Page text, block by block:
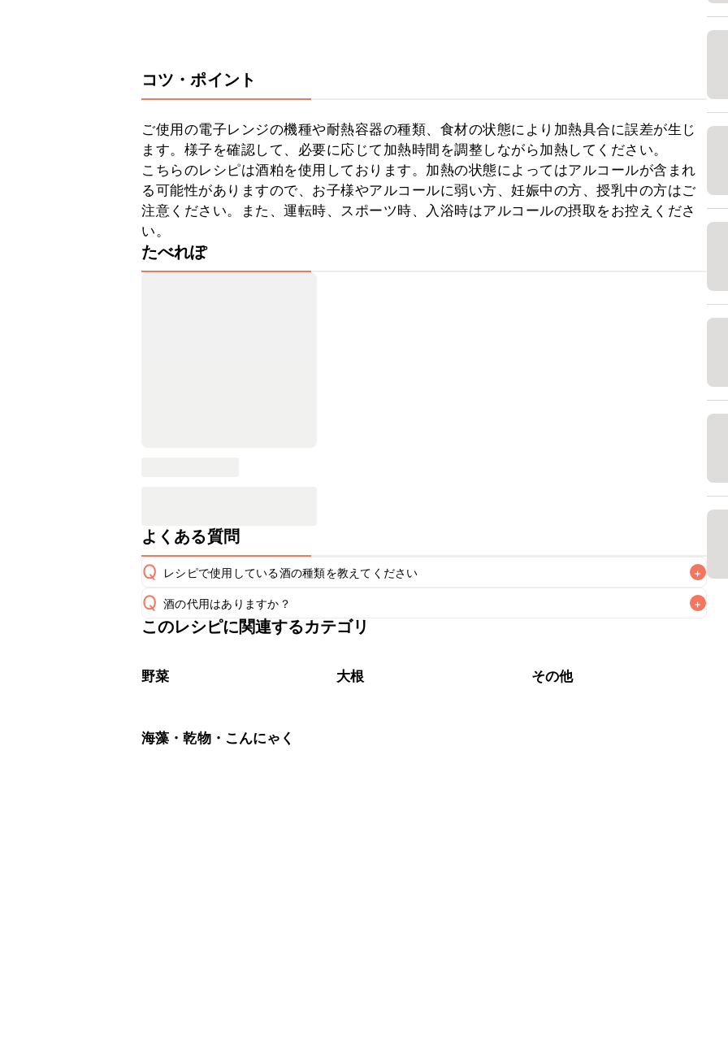
コツ・ポイント
ご使用の電子レンジの機種や耐熱容器の種類、食材の状態により加熱具合に誤差が生じ
ます。様子を確認して、必要に応じて加熱時間を調整しながら加熱してください。
こちらのレシピは酒粕を使用しております。加熱の状態によってはアルコールが含まれ
る可能性がありますので、お子様やアルコールに弱い方、妊娠中の方、授乳中の方はご
注意ください。また、運転時、スポーツ時、入浴時はアルコールの摂取をお控えくださ
い。
たべれぽ
よくある質問
Q レシピで使用している酒の種類を教えてください +
A
Q 酒の代用はありますか？ +
このレシピに関連するカテゴリ
野菜 大根 その他
海藻・乾物・こんにゃく